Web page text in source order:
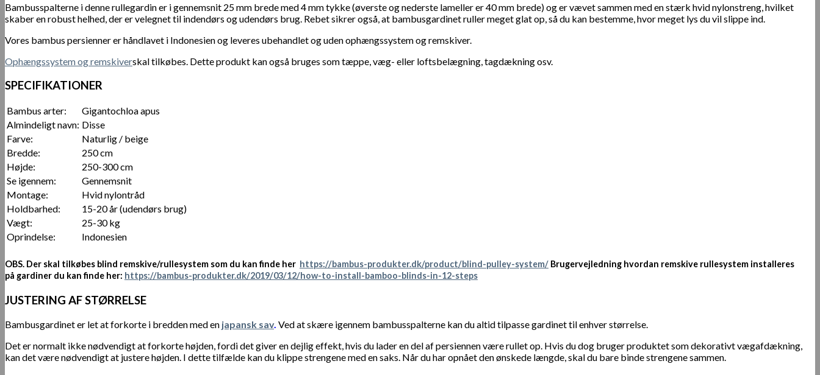
Bambusspalterne i denne rullegardin er i gennemsnit 25 mm brede med 4 mm tykke (øverste og nederste lameller er 40 mm brede) og er vævet sammen med en stærk hvid nylonstreng, hvilket
skaber en robust helhed, der er velegnet til indendørs og udendørs brug. Rebet sikrer også, at bambusgardinet ruller meget glat op, så du kan bestemme, hvor meget lys du vil slippe ind.
Vores bambus persienner er håndlavet i Indonesien og leveres ubehandlet og uden ophængssystem og remskiver.
Ophængssystem og remskiverskal tilkøbes. Dette produkt kan også bruges som tæppe, væg- eller loftsbelægning, tagdækning osv.
SPECIFIKATIONER
Bambus arter:
Gigantochloa apus
Almindeligt navn: Disse
Farve:
Naturlig / beige
Bredde:
250 cm
Højde:
250-300 cm
Se igennem:
Gennemsnit
Montage:
Hvid nylontråd
Holdbarhed:
15-20 år (udendørs brug)
Vægt:
25-30 kg
Oprindelse:
Indonesien
OBS. Der skal tilkøbes blind remskive/rullesystem som du kan finde her https://bambus-produkter.dk/product/blind-pulley-system/ Brugervejledning hvordan remskive rullesystem installeres
på gardiner du kan finde her: https://bambus-produkter.dk/2019/03/12/how-to-install-bamboo-blinds-in-12-steps
JUSTERING AF STØRRELSE
Bambusgardinet er let at forkorte i bredden med en japansk sav. Ved at skære igennem bambusspalterne kan du altid tilpasse gardinet til enhver størrelse.
Det er normalt ikke nødvendigt at forkorte højden, fordi det giver en dejlig effekt, hvis du lader en del af persiennen være rullet op. Hvis du dog bruger produktet som dekorativt vægafdækning,
kan det være nødvendigt at justere højden. I dette tilfælde kan du klippe strengene med en saks. Når du har opnået den ønskede længde, skal du bare binde strengene sammen.